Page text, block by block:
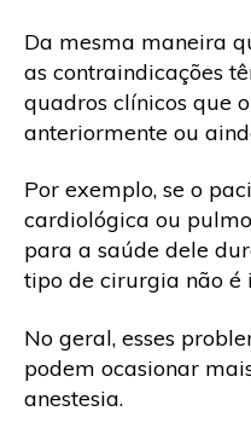
Da mesma maneira
as contraindicações
quadros clínicos que
anteriormente ou
Por exemplo, se o
cardiológica ou
para a saúde dele
tipo de cirurgia não é
No geral, esses
podem ocasionar
anestesia.